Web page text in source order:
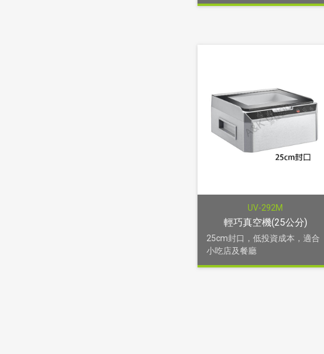
UV-292M
輕巧真空機(25公分)
25cm封口，低投資成本，適合
小吃店及餐廳